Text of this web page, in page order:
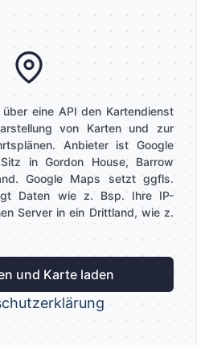
eine API den Kartendienst
von Karten und zur
Anbieter ist Google
in Gordon House, Barrow
Google Maps setzt ggfls.
Daten wie z. Bsp. Ihre IP-
Server in ein Drittland, wie z.
und Karte laden